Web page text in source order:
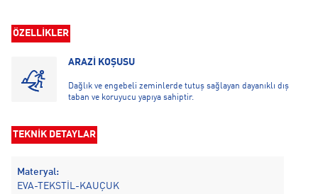
ÖZELLİKLER
ARAZİ KOŞUSU
Dağlık ve engebeli zeminlerde tutuş sağlayan dayanıklı dış
taban ve koruyucu yapıya sahiptir.
TEKNİK DETAYLAR
Materyal:
EVA-TEKSTİL-KAUÇUK